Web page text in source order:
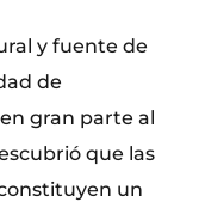
y fuente de
de
gran parte al
que las
un